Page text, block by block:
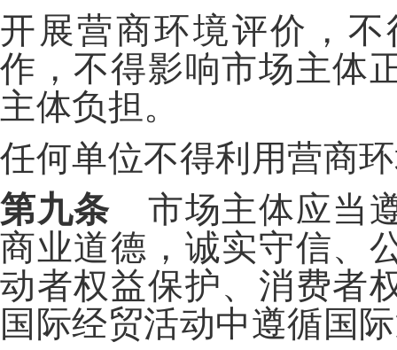
开展营商环境评价，
作，不得影响市场主体
主体负担。
任何单位不得利用营商
第九条 市场主体应当
商业道德，诚实守信、
动者权益保护、消费者
国际经贸活动中遵循国